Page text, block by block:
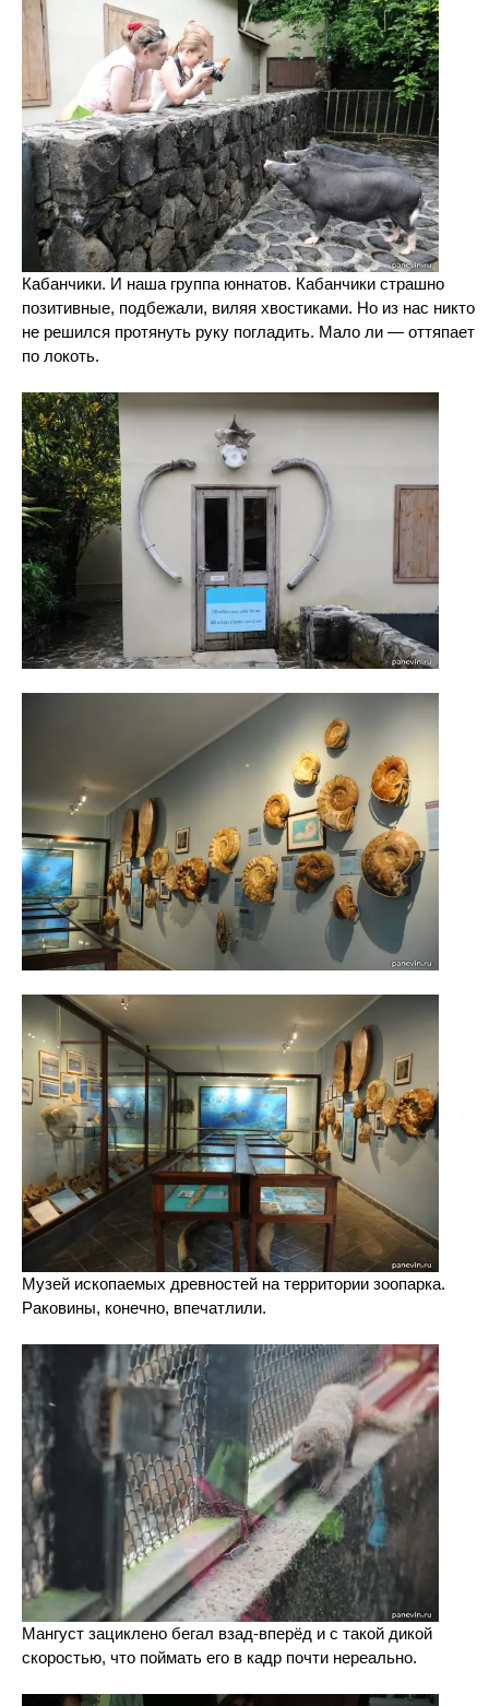
Кабанчики. И наша группа юннатов. Кабанчики страшно
позитивные, подбежали, виляя хвостиками. Но из нас никто
не решился протянуть руку погладить. Мало ли — оттяпает
по локоть.
Музей ископаемых древностей на территории зоопарка.
Раковины, конечно, впечатлили.
Мангуст зациклено бегал взад-вперёд и с такой дикой
скоростью, что поймать его в кадр почти нереально.